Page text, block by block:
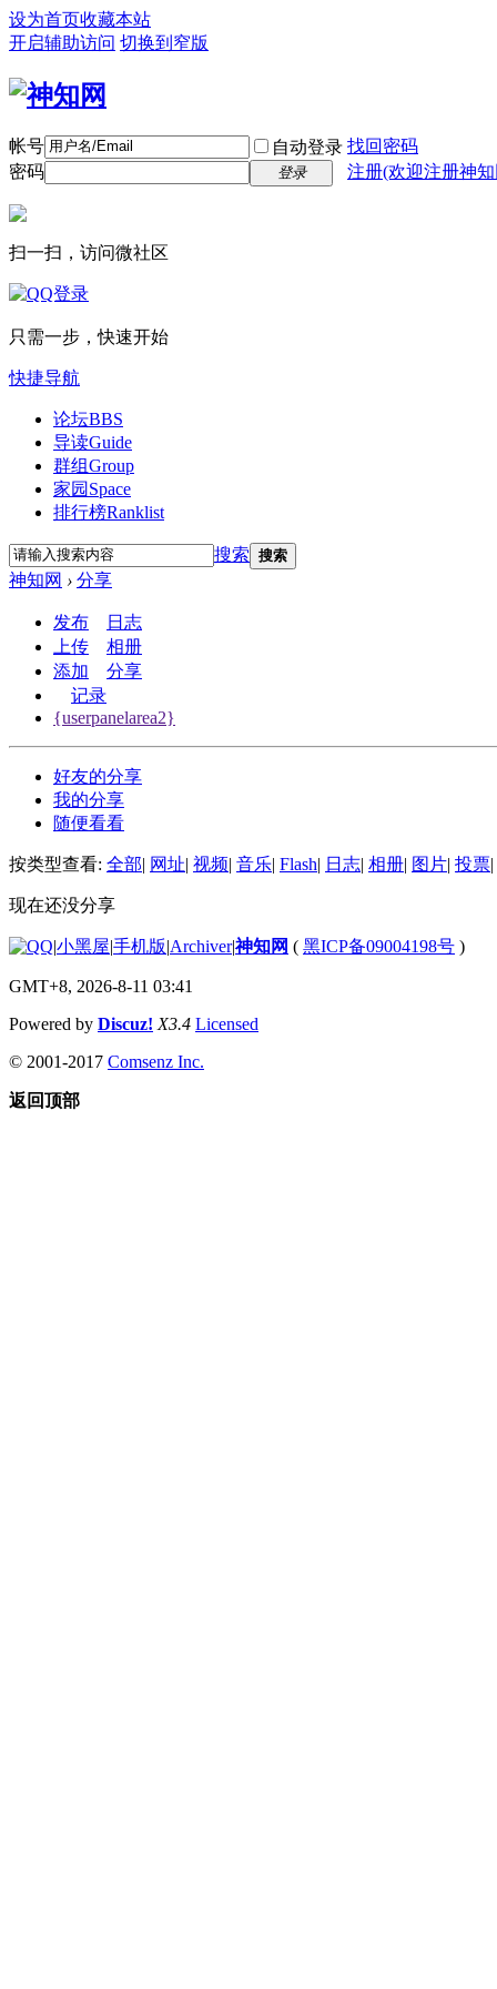
设为首页收藏本站
开启辅助访问 切换到窄版
帐号 自动登录 找回密码
密码
登录 注册(欢迎注册神
扫一扫，访问微社区
只需一步，快速开始
快捷导航
论坛BBS
导读Guide
群组Group
家园 Space
排行榜Ranklist
搜索 搜索
神知网 › 分享
发布
日志
上传
相册
添加
分享
记录
{userpanelarea2}
好友的分享
我的分享
随便看看
按类型查看: 全部| 网址| 视频| 音乐| Flash| 日志| 相册| 图片| 投票|
现在还没分享
|小黑屋|手机版|Archiver|神知网 ( 黑ICP备09004198号 )
GMT+8, 2026-8-11 03:41
Powered by Discuz! X3.4 Licensed
© 2001-2017 Comsenz Inc.
返回顶部